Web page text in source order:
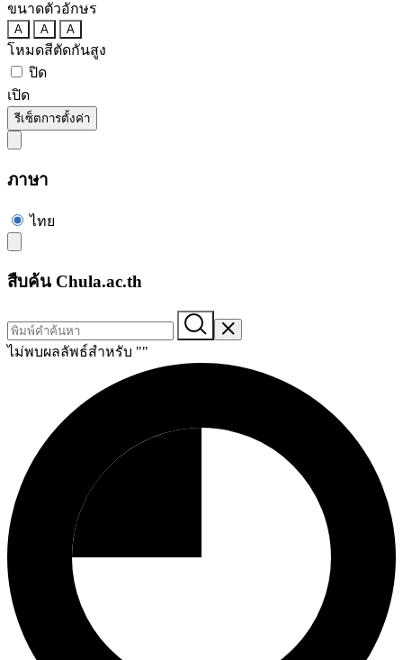
ขนาดตัวอักษร
A A A
โหมดสีตัดกันสูง
ปิด
เปิด
รีเซ็ตการตั้งค่า
ภาษา
ไทย
สืบค้น Chula.ac.th
ไม่พบผลลัพธ์สำหรับ ""